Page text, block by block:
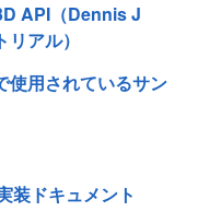
API（Dennis J
アル）
用されているサン
装ドキュメント